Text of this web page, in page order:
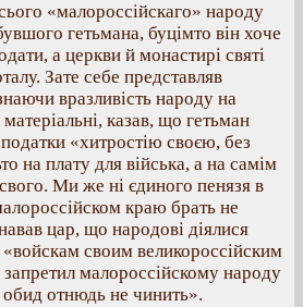
«малороссійскаго» народу
гетьмана, буцімто він хоче
а церкви й монастирі святі
Зате себе представляв
вразливість народу на
казав, що гетьман
«хитростію своєю, без
на плату для війська, а на самім
Ми же ні єдиного пенязя в
краю брать не
цар, що народові діялися
«войскам своим великороссійским
малороссійскому народу
обид отнюдь не чинить».